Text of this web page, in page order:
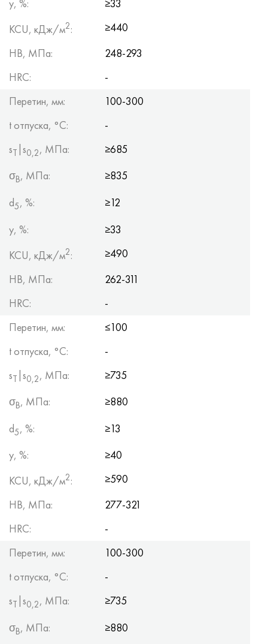
y, %:
≥33
KCU, кДж/м2:
≥440
HB, МПа:
248-293
HRC:
-
Перетин, мм:
100-300
t отпуска, °C:
-
sТ |s0,2, МПа:
≥685
σB, МПа:
≥835
d5, %:
≥12
y, %:
≥33
KCU, кДж/м2:
≥490
HB, МПа:
262-311
HRC:
-
Перетин, мм:
≤100
t отпуска, °C:
-
sТ |s0,2, МПа:
≥735
σB, МПа:
≥880
d5, %:
≥13
y, %:
≥40
KCU, кДж/м2:
≥590
HB, МПа:
277-321
HRC:
-
Перетин, мм:
100-300
t отпуска, °C:
-
sТ |s0,2, МПа:
≥735
σB, МПа:
≥880